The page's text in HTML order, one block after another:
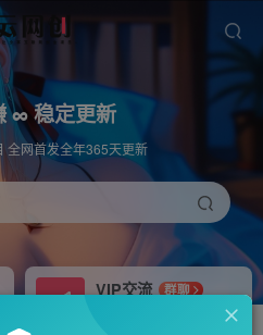
∞ 稳定更新
全网首发全年365天更新
VIP交流
群聊
研究探讨更多创业项目路子。